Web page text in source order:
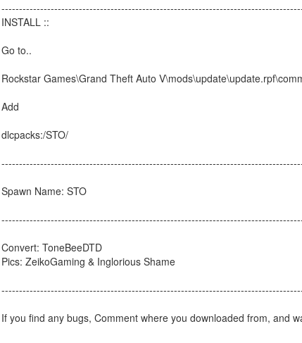
INSTALL ::
Go to..
Rockstar Games\Grand Theft Auto
Add
dlcpacks:/STO/
Spawn Name: STO
Convert: ToneBeeDTD
Pics: ZeikoGaming & Inglorious Shame
If you find any bugs, Comment where you downloaded from, and